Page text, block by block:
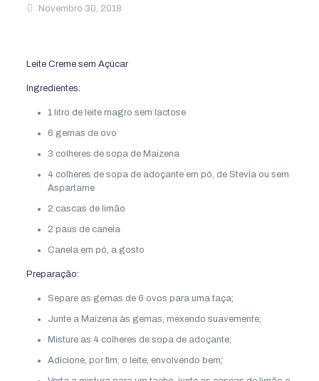
Novembro 30, 2018
Leite Creme sem Açúcar
Ingredientes:
1 litro de leite magro sem lactose
6 gemas de ovo
3 colheres de sopa de Maizena
4 colheres de sopa de adoçante em pó, de Stevia ou sem
Aspartame
2 cascas de limão
2 paus de canela
Canela em pó, a gosto
Preparação:
Separe as gemas de 6 ovos para uma taça;
Junte a Maizena às gemas, mexendo suavemente;
Misture as 4 colheres de sopa de adoçante;
Adicione, por fim, o leite, envolvendo bem;